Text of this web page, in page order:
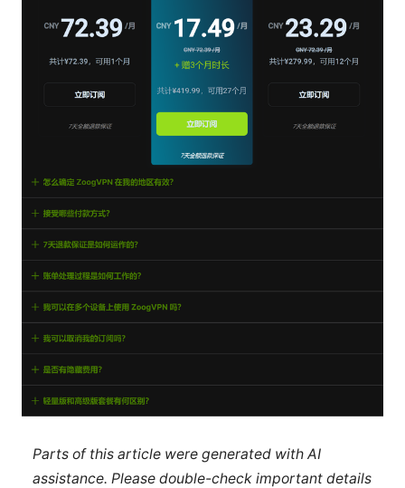
Parts of this article were generated with AI
assistance. Please double-check important details